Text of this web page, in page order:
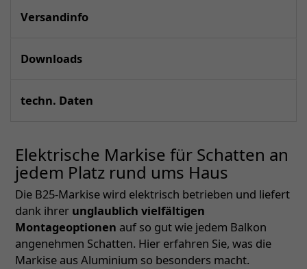
Versandinfo
Downloads
techn. Daten
Elektrische Markise für Schatten an
jedem Platz rund ums Haus
Die B25-Markise wird elektrisch betrieben und liefert
dank ihrer unglaublich vielfältigen
Montageoptionen auf so gut wie jedem Balkon
angenehmen Schatten. Hier erfahren Sie, was die
Markise aus Aluminium so besonders macht.